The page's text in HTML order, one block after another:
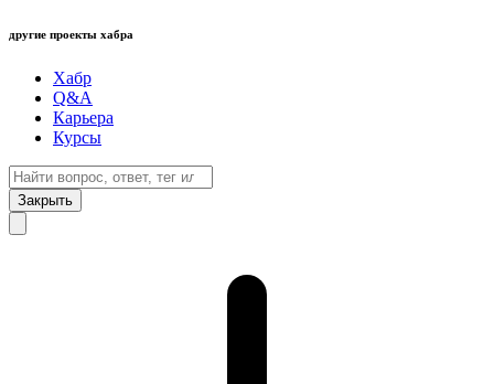
другие проекты хабра
Хабр
Q&A
Карьера
Курсы
Закрыть